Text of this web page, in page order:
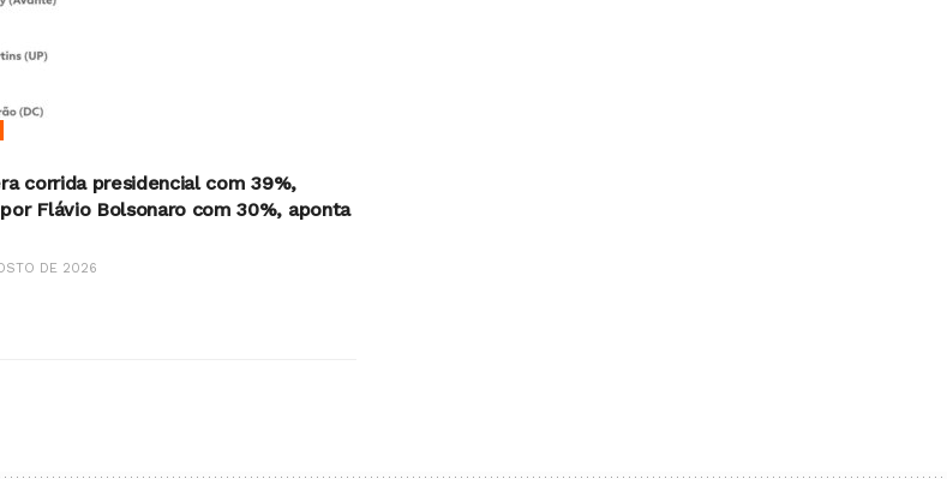
corrida presidencial com 39%,
Flávio Bolsonaro com 30%, aponta
DE 2026